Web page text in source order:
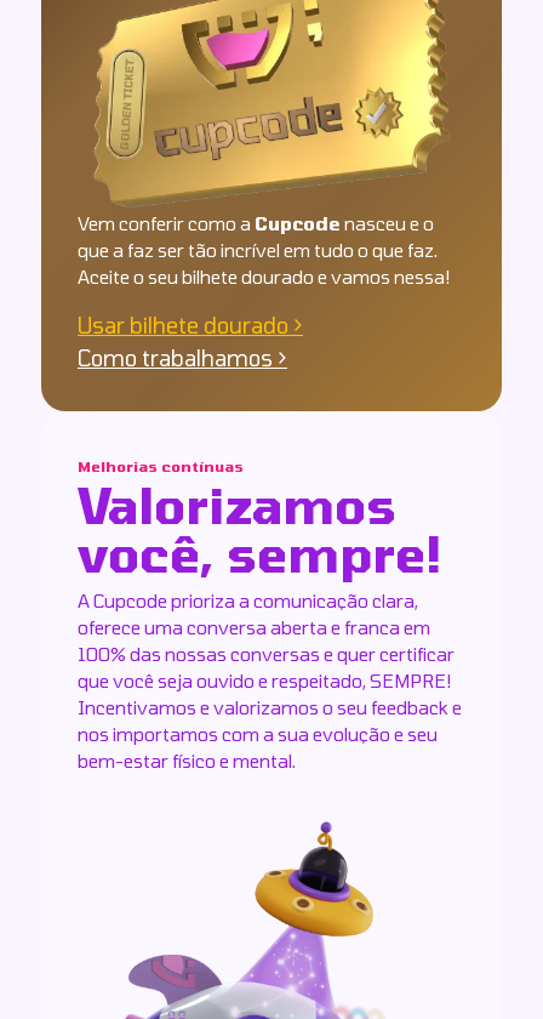
Vem conferir como a Cupcode nasceu e o
que a faz ser tão incrível em tudo o que faz.
Aceite o seu bilhete dourado e vamos nessa!
Usar bilhete dourado >
Como trabalhamos >
Melhorias contínuas
Valorizamos
você, sempre!
A Cupcode prioriza a comunicação clara,
oferece uma conversa aberta e franca em
100% das nossas conversas e quer certificar
que você seja ouvido e respeitado, SEMPRE!
Incentivamos e valorizamos o seu feedback e
nos importamos com a sua evolução e seu
bem-estar físico e mental.